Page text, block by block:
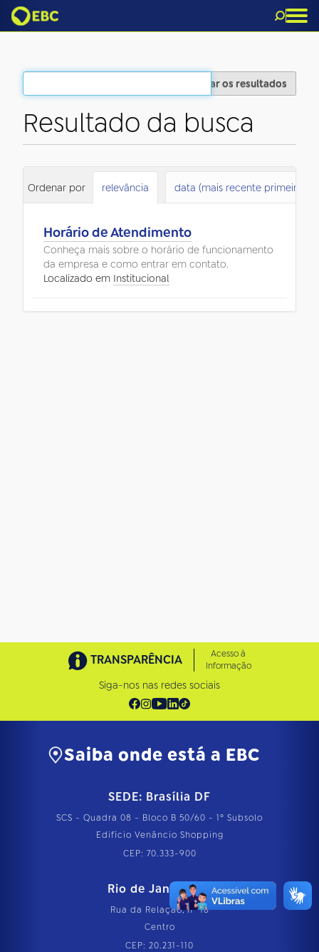
Filtrar os resultados
Resultado da busca
Ordenar por relevância data (mais recente primeiro)
Horário de Atendimento
Conheça mais sobre o horário de funcionamento
da empresa e como entrar em contato.
Localizado em Institucional
TRANSPARÊNCIA
Acesso à
Informação
Siga-nos nas redes sociais
Saiba onde está a EBC
SEDE: Brasília DF
SCS - Quadra 08 - Bloco B 50/60 - 1º Subsolo
Edifício Venâncio Shopping
CEP: 70.333-900
Rio de Janeiro RJ
Rua da Relação, nº 18
Centro
CEP: 20.231-110